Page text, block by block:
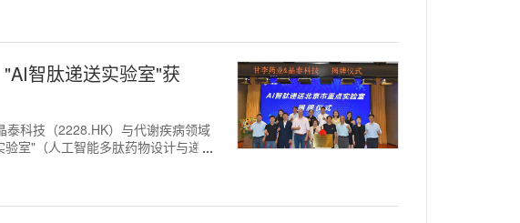
智肽递送实验室"获
科技（2228.HK）与代谢疾病领域
室"（人工智能多肽药物设计与递